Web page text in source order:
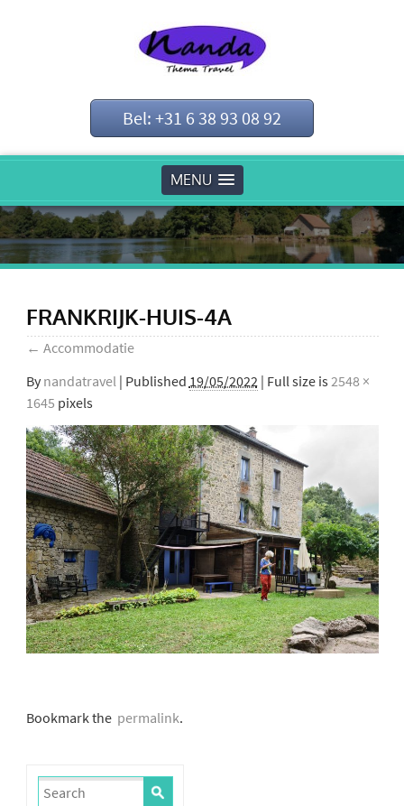
Bel: +31 6 38 93 08 92
MENU
FRANKRIJK-HUIS-4A
← Accommodatie
By nandatravel | Published 19/05/2022| Full size is2548 ×
1645 pixels
Bookmark thepermalink.